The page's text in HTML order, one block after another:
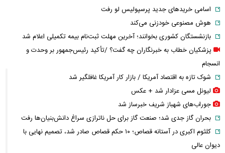
اسامی خریدهای جدید پرسپولیس لو رفت
هوش مصنوعی خودزنی می‌کند
بازنشستگان کشوری بخوانند؛ آخرین مهلت ثبت‌نام بیمه تکمیلی اعلام شد
پزشکیان خطاب به خبرنگاران چه گفت؟ /تأکید رئیس‌جمهور بر وحدت و
انسجام
شوک تازه به اقتصاد آمریکا / بازار کار آمریکا غافلگیر شد
لیونل مسی عزادار شد + عکس
جوراب‌های شهباز شریف خبرساز شد
بحران گاز جدی شد؛ صنعت گاز برای حل ناترازی سراغ دانش‌بنیان‌ها رفت
کلثوم اکبری در آستانه قصاص؛ ۱۰ حکم قصاص صادر شد، تصمیم نهایی با
دیوان عالی